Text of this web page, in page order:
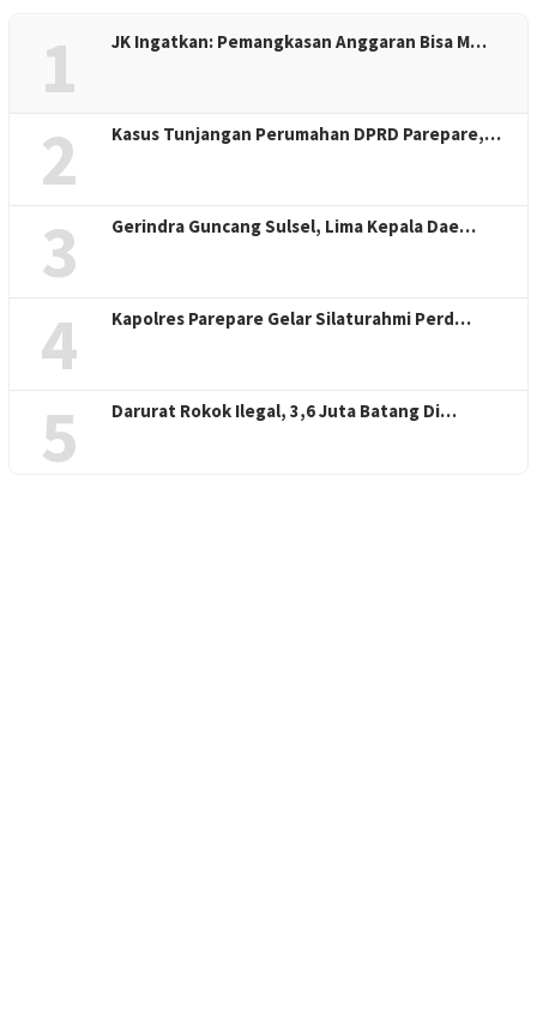
1 JK Ingatkan: Pemangkasan Anggaran Bisa M…
2 Kasus Tunjangan Perumahan DPRD Parepare,…
3 Gerindra Guncang Sulsel, Lima Kepala Dae…
4 Kapolres Parepare Gelar Silaturahmi Perd…
5 Darurat Rokok Ilegal, 3,6 Juta Batang Di…